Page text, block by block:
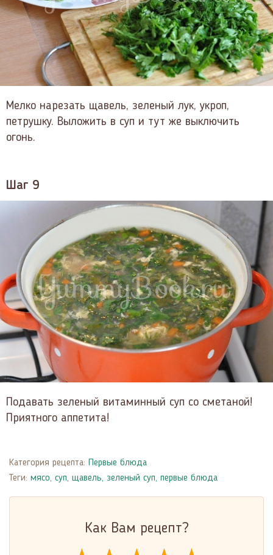
Мелко нарезать щавель, зеленый лук, укроп,
петрушку. Выложить в суп и тут же выключить
огонь.
Шаг 9
Подавать зеленый витаминный суп со сметаной!
Приятного аппетита!
Категория рецепта: Первые блюда
Теги: мясо, суп, щавель, зеленый суп, первые блюда
Как Вам рецепт?